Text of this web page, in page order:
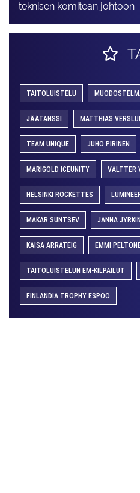
teknisen komitean johtoon
TAITOLUISTELU
JÄÄTANSSI MATTHIAS
TEAM UNIQUE JUHO PIRINEN
MARIGOLD ICEUNITY VALTTER
HELSINKI ROCKETTES
MAKAR SUNTSEV JANNA
KAISA ARRATEIG EMMI
TAITOLUISTELUN EM-KILPAILUT
FINLANDIA TROPHY ESPOO